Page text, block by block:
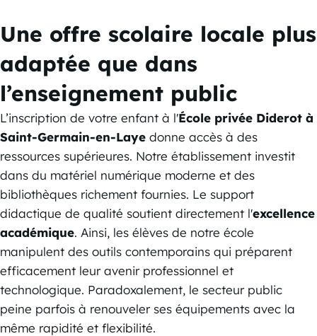
Une offre scolaire locale plus
adaptée que dans
l’enseignement public
L’inscription de votre enfant à l'École privée Diderot à
Saint-Germain-en-Laye donne accès à des
ressources supérieures. Notre établissement investit
dans du matériel numérique moderne et des
bibliothèques richement fournies. Le support
didactique de qualité soutient directement l'excellence
académique. Ainsi, les élèves de notre école
manipulent des outils contemporains qui préparent
efficacement leur avenir professionnel et
technologique. Paradoxalement, le secteur public
peine parfois à renouveler ses équipements avec la
même rapidité et flexibilité.